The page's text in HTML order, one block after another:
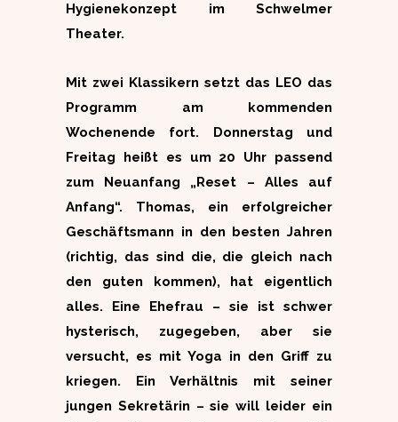
Hygienekonzept im Schwelmer
Theater.
Mit zwei Klassikern setzt das LEO das
Programm am kommenden
Wochenende fort. Donnerstag und
Freitag heißt es um 20 Uhr passend
zum Neuanfang „Reset – Alles auf
Anfang“. Thomas, ein erfolgreicher
Geschäftsmann in den besten Jahren
(richtig, das sind die, die gleich nach
den guten kommen), hat eigentlich
alles. Eine Ehefrau – sie ist schwer
hysterisch, zugegeben, aber sie
versucht, es mit Yoga in den Griff zu
kriegen. Ein Verhältnis mit seiner
jungen Sekretärin – sie will leider ein